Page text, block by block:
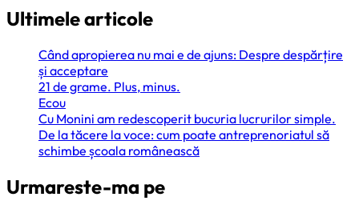
Ultimele articole
Când apropierea nu mai e de ajuns: Despre despărțire
și acceptare
21 de grame. Plus, minus.
Ecou
Cu Monini am redescoperit bucuria lucrurilor simple.
De la tăcere la voce: cum poate antreprenoriatul să
schimbe școala românească
Urmareste-ma pe